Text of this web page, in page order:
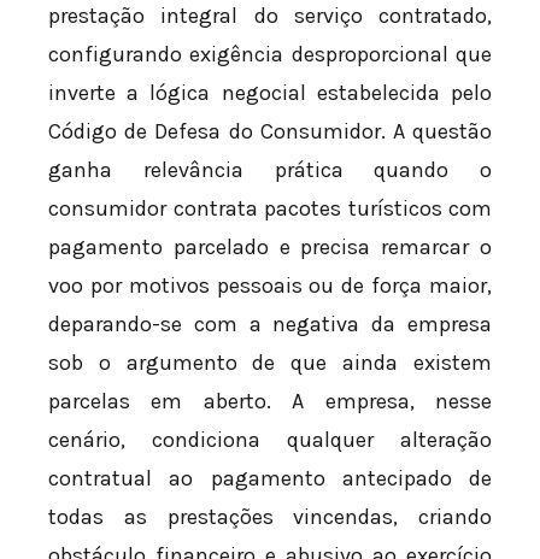
prestação integral do serviço contratado,
configurando exigência desproporcional que
inverte a lógica negocial estabelecida pelo
Código de Defesa do Consumidor. A questão
ganha relevância prática quando o
consumidor contrata pacotes turísticos com
pagamento parcelado e precisa remarcar o
voo por motivos pessoais ou de força maior,
deparando-se com a negativa da empresa
sob o argumento de que ainda existem
parcelas em aberto. A empresa, nesse
cenário, condiciona qualquer alteração
contratual ao pagamento antecipado de
todas as prestações vincendas, criando